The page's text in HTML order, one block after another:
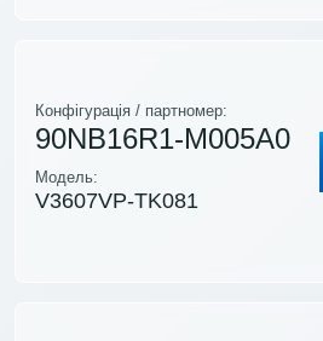
Конфігурація / партномер:
90NB16R1-M005A0
Модель:
V3607VP-TK081